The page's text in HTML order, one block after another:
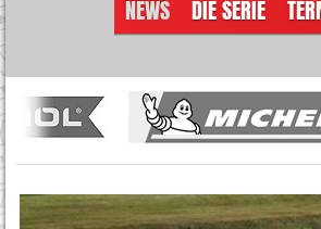
NEWS DIE SERIE